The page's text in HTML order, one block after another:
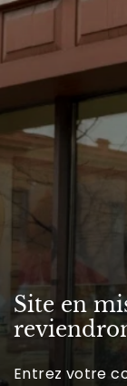
Site en
Inscrivez-